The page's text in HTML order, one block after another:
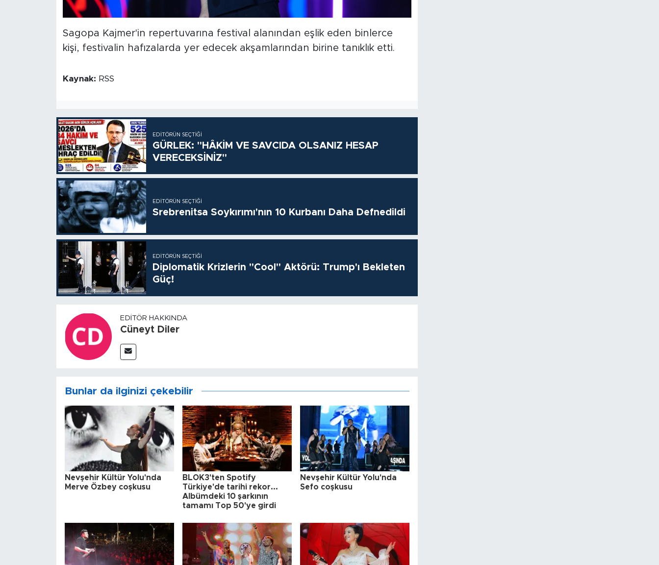
Sagopa Kajmer'in repertuvarına festival alanından eşlik eden binlerce
kişi, festivalin hafızalarda yer edecek akşamlarından birine tanıklık etti.
Kaynak: RSS
EDITÖRÜN SEÇTIĞI
GÜRLEK: "HÂKİM VE SAVCIDA OLSANIZ HESAP
VERECEKSİNİZ"
EDITÖRÜN SEÇTIĞI
Srebrenitsa Soykırımı'nın 10 Kurbanı Daha Defnedildi
EDITÖRÜN SEÇTIĞI
Diplomatik Krizlerin "Cool" Aktörü: Trump'ı Bekleten
Güç!
EDITÖR HAKKINDA
Cüneyt Diler
Bunlar da ilginizi çekebilir
Nevşehir Kültür Yolu'nda
Merve Özbey coşkusu
BLOK3'ten Spotify
Türkiye'de tarihi rekor...
Albümdeki 10 şarkının
tamamı Top 50'ye girdi
Nevşehir Kültür Yolu'nda
Sefo coşkusu